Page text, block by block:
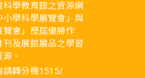
學教育館之資源網
小學科學展覽會」與
覽會」歷屆優勝作
及展館展品之學習
。
請轉分機1515/